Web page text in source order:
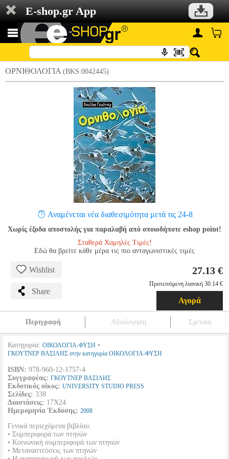
E-shop.gr App
ΟΡΝΙΘΟΛΟΓΙΑ (BKS.0042445)
Αναμένεται νέα διαθεσιμότητα μετά τις 24-8
Χωρίς έξοδα αποστολής για παραλαβή από οποιοδήποτε eshop point!
Σταθερά Χαμηλές Τιμές!
Εδώ θα βρείτε κάθε μέρα τις πιο ανταγωνιστικές τιμές
Wishlist
Share
27.13 €
Προτεινόμενη λιανική 30.14 €
Αγορά
Περιγραφή Αξιολόγηση Σχετικά
Κατηγορία: ΟΙΚΟΛΟΓΙΑ-ΦΥΣΗ •
ΓΚΟΥΤΝΕΡ ΒΑΣΙΛΗΣ στην κατηγορία ΟΙΚΟΛΟΓΙΑ-ΦΥΣΗ
ISBN: 978-960-12-1757-4
Συγγραφέας: ΓΚΟΥΤΝΕΡ ΒΑΣΙΛΗΣ
Εκδοτικός οίκος: UNIVERSITY STUDIO PRESS
Σελίδες: 338
Διαστάσεις: 17Χ24
Ημερομηνία Έκδοσης: 2008
Γενικά περιεχόμενα βιβλίου:
• Συμπεριφορά των πτηνών
• Κοινωνική συμπεριφορά των πτηνών
• Μεταναστεύσεις των πτηνών